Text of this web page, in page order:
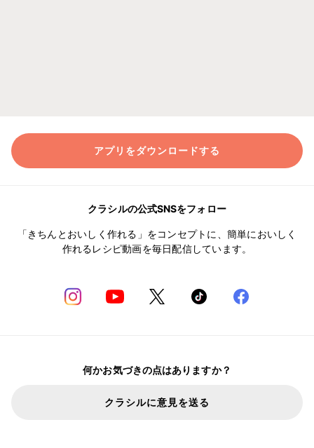
アプリをダウンロードする
クラシルの公式SNSをフォロー
「きちんとおいしく作れる」をコンセプトに、簡単においしく
作れるレシピ動画を毎日配信しています。
何かお気づきの点はありますか？
クラシルに意見を送る